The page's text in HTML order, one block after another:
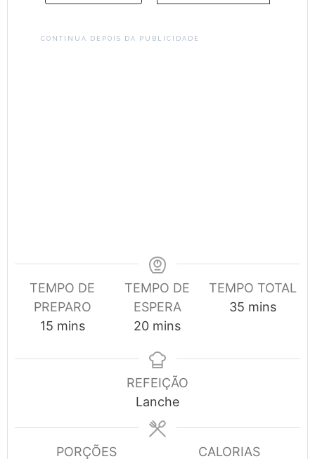
CONTINUA DEPOIS DA PUBLICIDADE
TEMPO DE
PREPARO
15minutes
mins
TEMPO DE
ESPERA
20minutes
mins
TEMPO TOTAL
35minutes
mins
REFEIÇÃO
Lanche
PORÇÕES CALORIAS